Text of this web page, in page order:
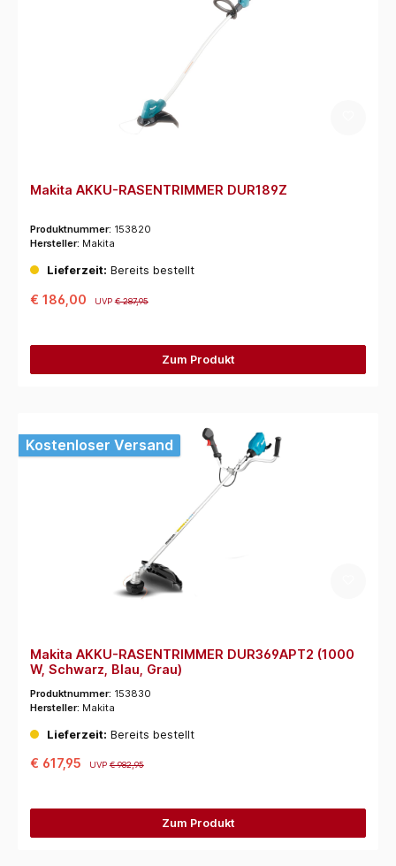
Makita AKKU-RASENTRIMMER DUR189Z
Produktnummer: 153820
Hersteller: Makita
Lieferzeit: Bereits bestellt
€ 186,00 UVP€ 287,95
Zum Produkt
Kostenloser Versand
Makita AKKU-RASENTRIMMER DUR369APT2 (1000
W, Schwarz, Blau, Grau)
Produktnummer: 153830
Hersteller: Makita
Lieferzeit: Bereits bestellt
€ 617,95 UVP€ 982,95
Zum Produkt